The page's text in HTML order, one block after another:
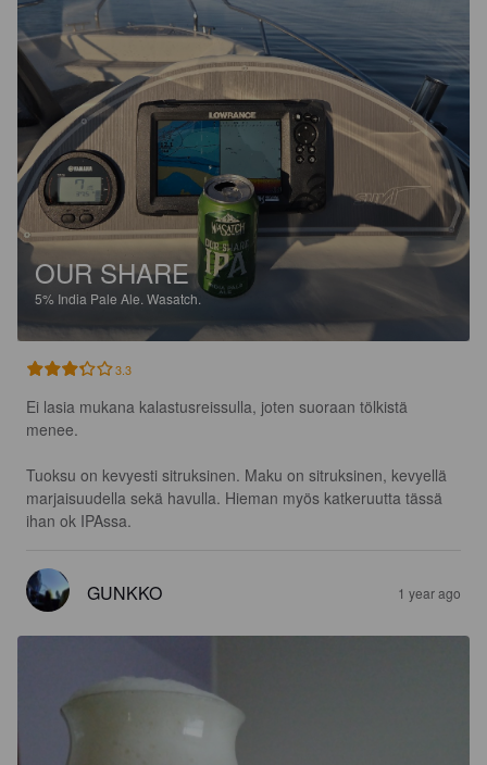
OUR SHARE
5% India Pale Ale. Wasatch.
3.3
Ei lasia mukana kalastusreissulla, joten suoraan tölkistä
menee.
Tuoksu on kevyesti sitruksinen. Maku on sitruksinen, kevyellä
marjaisuudella sekä havulla. Hieman myös katkeruutta tässä
ihan ok IPAssa.
GUNKKO 1 year ago